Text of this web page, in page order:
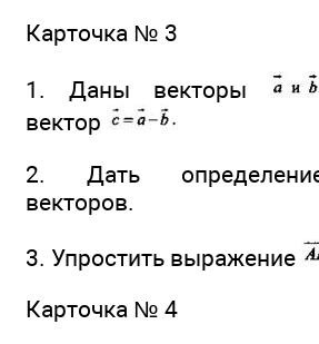
Карточка № 3
1. Даны векторы
вектор
2. Дать
векторов.
3. Упростить выражение
Карточка № 4